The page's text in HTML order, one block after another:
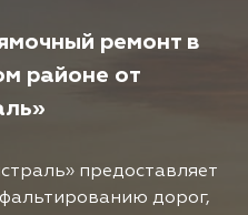
ремонт в
районе от
предоставляет
дорог,